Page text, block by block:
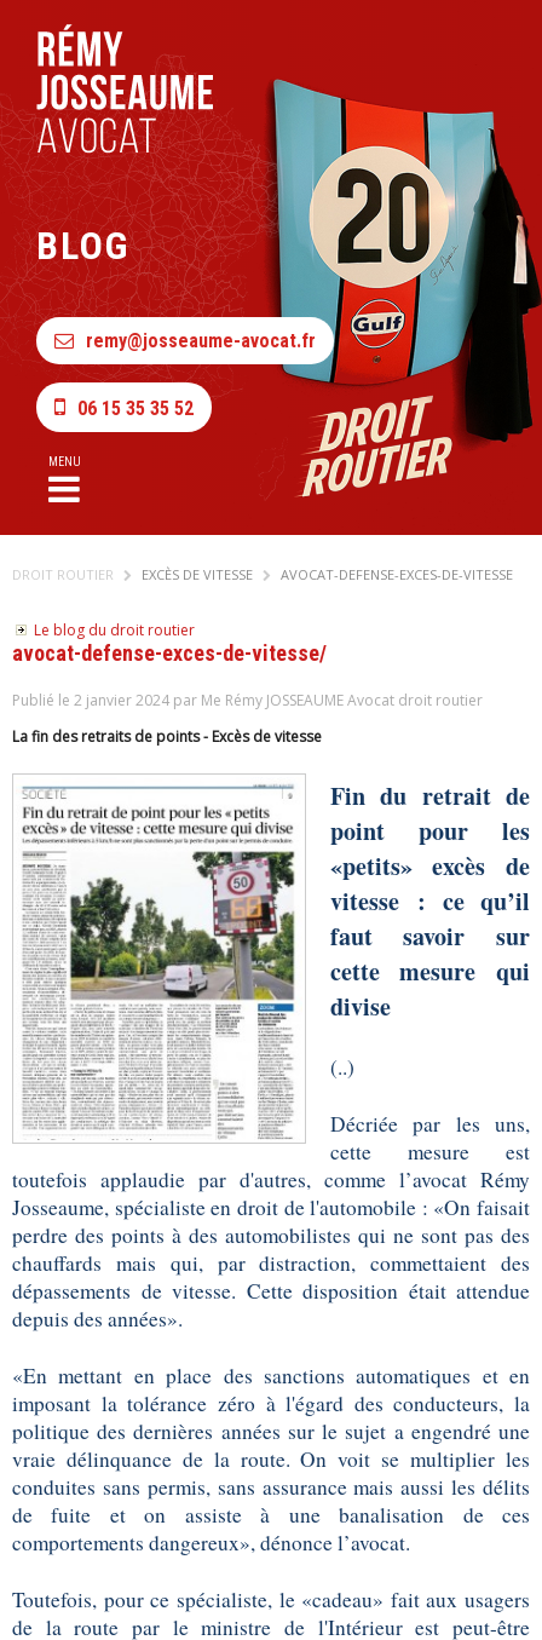
BLOG
remy@josseaume-avocat.fr
06 15 35 35 52
MENU
DROIT ROUTIER EXCÈS DE VITESSE AVOCAT-DEFENSE-EXCES-DE-VITESSE
Le blog du droit routier
avocat-defense-exces-de-vitesse/
Publié le 2 janvier 2024 par Me Rémy JOSSEAUME Avocat droit routier
La fin des retraits de points - Excès de vitesse
Fin du retrait de
point pour les
«petits» excès de
vitesse : ce qu’il
faut savoir sur
cette mesure qui
divise
(..)
Décriée par les uns,
cette mesure est
toutefois applaudie par d'autres, comme l’avocat Rémy
Josseaume, spécialiste en droit de l'automobile : «On faisait
perdre des points à des automobilistes qui ne sont pas des
chauffards mais qui, par distraction, commettaient des
dépassements de vitesse. Cette disposition était attendue
depuis des années».
«En mettant en place des sanctions automatiques et en
imposant la tolérance zéro à l'égard des conducteurs, la
politique des dernières années sur le sujet a engendré une
vraie délinquance de la route. On voit se multiplier les
conduites sans permis, sans assurance mais aussi les délits
de fuite et on assiste à une banalisation de ces
comportements dangereux», dénonce l’avocat.
Toutefois, pour ce spécialiste, le «cadeau» fait aux usagers
de la route par le ministre de l'Intérieur est peut-être